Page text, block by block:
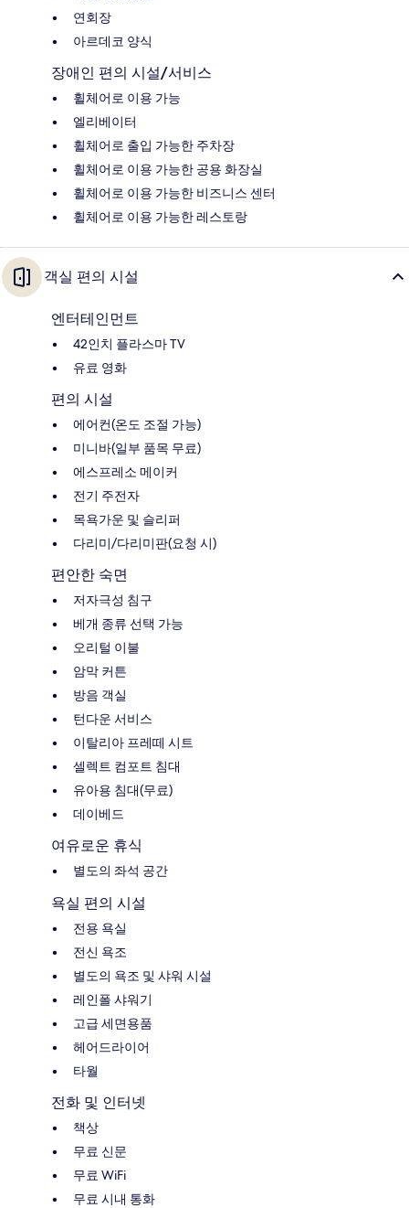
연회장
아르데코 양식
장애인 편의 시설/서비스
휠체어로 이용 가능
엘리베이터
휠체어로 출입 가능한 주차장
휠체어로 이용 가능한 공용 화장실
휠체어로 이용 가능한 비즈니스 센터
휠체어로 이용 가능한 레스토랑
객실 편의 시설
엔터테인먼트
42인치 플라스마 TV
유료 영화
편의 시설
에어컨(온도 조절 가능)
미니바(일부 품목 무료)
에스프레소 메이커
전기 주전자
목욕가운 및 슬리퍼
다리미/다리미판(요청 시)
편안한 숙면
저자극성 침구
베개 종류 선택 가능
오리털 이불
암막 커튼
방음 객실
턴다운 서비스
이탈리아 프레떼 시트
셀렉트 컴포트 침대
유아용 침대(무료)
데이베드
여유로운 휴식
별도의 좌석 공간
욕실 편의 시설
전용 욕실
전신 욕조
별도의 욕조 및 샤워 시설
레인폴 샤워기
고급 세면용품
헤어드라이어
타월
전화 및 인터넷
책상
무료 신문
무료 WiFi
무료 시내 통화